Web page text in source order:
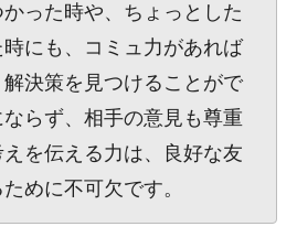
った時や、ちょっとした
時にも、コミュ力があれば
決策を見つけることがで
らず、相手の意見も尊重
を伝える力は、良好な友
めに不可欠です。